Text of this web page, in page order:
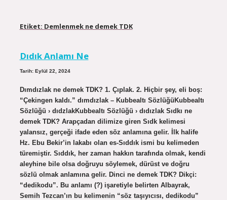
Etiket: Demlenmek ne demek TDK
Dıdık Anlamı Ne
Tarih: Eylül 22, 2024
Dımdızlak ne demek TDK? 1. Çıplak. 2. Hiçbir şey, eli boş:
“Çekingen kaldı.” dımdızlak – Kubbealtı SözlüğüKubbealtı
Sözlüğü › dıdzlakKubbealtı Sözlüğü › dıdızlak Sıdkı ne
demek TDK? Arapçadan dilimize giren Sıdk kelimesi
yalansız, gerçeği ifade eden söz anlamına gelir. İlk halife
Hz. Ebu Bekir’in lakabı olan es-Sıddık ismi bu kelimeden
türemiştir. Sıddık, her zaman hakkın tarafında olmak, kendi
aleyhine bile olsa doğruyu söylemek, dürüst ve doğru
sözlü olmak anlamına gelir. Dinci ne demek TDK? Dikçi:
“dedikodu”. Bu anlamı (?) işaretiyle belirten Albayrak,
Semih Tezcan’ın bu kelimenin “söz taşıyıcısı, dedikodu”